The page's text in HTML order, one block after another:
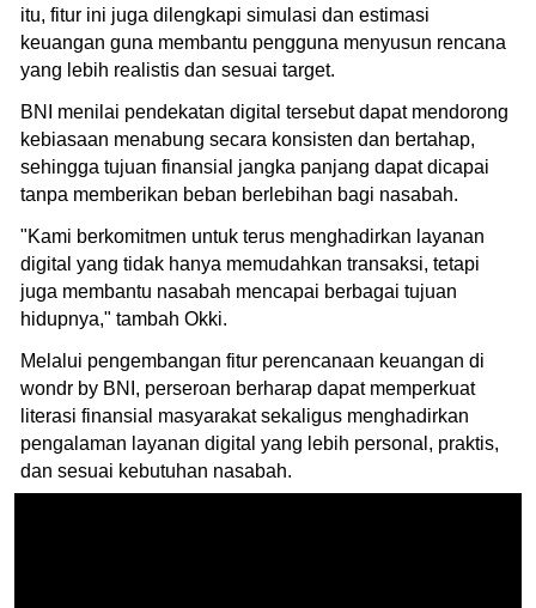
itu, fitur ini juga dilengkapi simulasi dan estimasi
keuangan guna membantu pengguna menyusun rencana
yang lebih realistis dan sesuai target.
BNI menilai pendekatan digital tersebut dapat mendorong
kebiasaan menabung secara konsisten dan bertahap,
sehingga tujuan finansial jangka panjang dapat dicapai
tanpa memberikan beban berlebihan bagi nasabah.
"Kami berkomitmen untuk terus menghadirkan layanan
digital yang tidak hanya memudahkan transaksi, tetapi
juga membantu nasabah mencapai berbagai tujuan
hidupnya," tambah Okki.
Melalui pengembangan fitur perencanaan keuangan di
wondr by BNI, perseroan berharap dapat memperkuat
literasi finansial masyarakat sekaligus menghadirkan
pengalaman layanan digital yang lebih personal, praktis,
dan sesuai kebutuhan nasabah.